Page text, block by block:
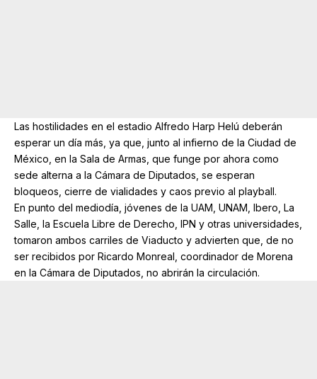
Las hostilidades en el estadio Alfredo Harp Helú deberán
esperar un día más, ya que, junto al infierno de la Ciudad de
México, en la Sala de Armas, que funge por ahora como
sede alterna a la Cámara de Diputados, se esperan
bloqueos, cierre de vialidades y caos previo al playball.
En punto del mediodía, jóvenes de la UAM, UNAM, Ibero, La
Salle, la Escuela Libre de Derecho, IPN y otras universidades,
tomaron ambos carriles de Viaducto y advierten que, de no
ser recibidos por Ricardo Monreal, coordinador de Morena
en la Cámara de Diputados, no abrirán la circulación.